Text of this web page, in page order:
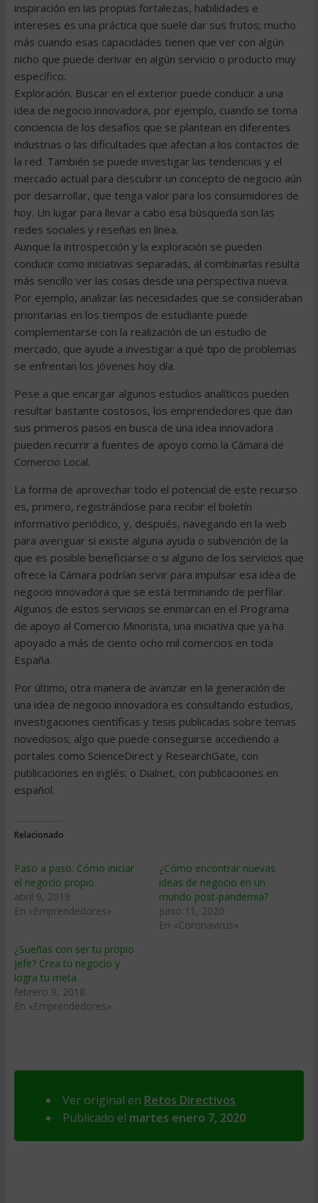
inspiración en las propias fortalezas, habilidades e
intereses es una práctica que suele dar sus frutos; mucho
más cuando esas capacidades tienen que ver con algún
nicho que puede derivar en algún servicio o producto muy
específico.
Exploración. Buscar en el exterior puede conducir a una
idea de negocio innovadora, por ejemplo, cuando se toma
conciencia de los desafíos que se plantean en diferentes
industrias o las dificultades que afectan a los contactos de
la red. También se puede investigar las tendencias y el
mercado actual para descubrir un concepto de negocio aún
por desarrollar, que tenga valor para los consumidores de
hoy. Un lugar para llevar a cabo esa búsqueda son las
redes sociales y reseñas en línea.
Aunque la introspección y la exploración se pueden
conducir como iniciativas separadas, al combinarlas resulta
más sencillo ver las cosas desde una perspectiva nueva.
Por ejemplo, analizar las necesidades que se consideraban
prioritarias en los tiempos de estudiante puede
complementarse con la realización de un estudio de
mercado, que ayude a investigar a qué tipo de problemas
se enfrentan los jóvenes hoy día.
Pese a que encargar algunos estudios analíticos pueden
resultar bastante costosos, los emprendedores que dan
sus primeros pasos en busca de una idea innovadora
pueden recurrir a fuentes de apoyo como la Cámara de
Comercio Local.
La forma de aprovechar todo el potencial de este recurso
es, primero, registrándose para recibir el boletín
informativo periódico, y, después, navegando en la web
para averiguar si existe alguna ayuda o subvención de la
que es posible beneficiarse o si alguno de los servicios que
ofrece la Cámara podrían servir para impulsar esa idea de
negocio innovadora que se está terminando de perfilar.
Algunos de estos servicios se enmarcan en el Programa
de apoyo al Comercio Minorista, una iniciativa que ya ha
apoyado a más de ciento ocho mil comercios en toda
España.
Por último, otra manera de avanzar en la generación de
una idea de negocio innovadora es consultando estudios,
investigaciones científicas y tesis publicadas sobre temas
novedosos; algo que puede conseguirse accediendo a
portales como ScienceDirect y ResearchGate, con
publicaciones en inglés; o Dialnet, con publicaciones en
español.
Relacionado
Paso a paso: Cómo iniciar
el negocio propio
abril 9, 2019
En «Emprendedores»
¿Cómo encontrar nuevas
ideas de negocio en un
mundo post-pandemia?
junio 11, 2020
En «Coronavirus»
¿Sueñas con ser tu propio
jefe? Crea tu negocio y
logra tu meta
febrero 9, 2018
En «Emprendedores»
Ver original en Retos Directivos
Publicado el martes enero 7, 2020